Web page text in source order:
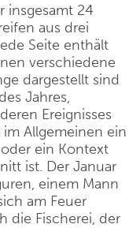
insgesamt 24
aus drei
Seite enthält
verschiedene
dargestellt sind
Jahres,
Ereignisses
Allgemeinen ein
ein Kontext
ist. Der Januar
einem Mann
am Feuer
die Fischerei, der